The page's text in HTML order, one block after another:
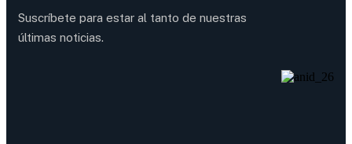
Suscríbete para estar al tanto de nuestras
últimas noticias.